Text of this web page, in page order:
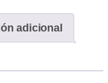
adicional